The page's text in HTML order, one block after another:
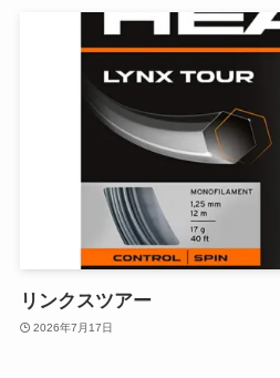
リンクスツアー
2026年7月17日